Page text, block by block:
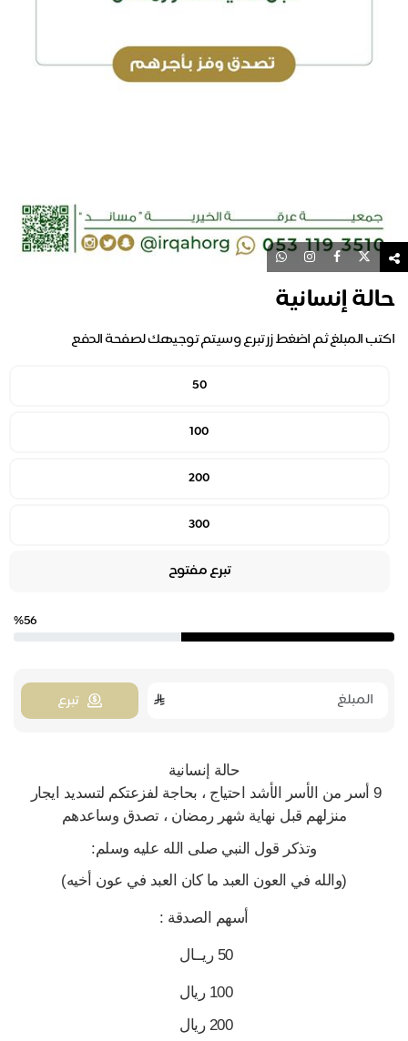
حالة إنسانية
اكتب المبلغ ثم اضغط زر تبرع وسيتم توجيهك لصفحة الدفع
50
100
200
300
تبرع مفتوح
%56
تبرع
حالة إنسانية
منزلهم قبل نهاية شهر رمضان ، تصدق وساعدهم
وتذكر قول النبي صلى الله عليه وسلم:
(والله في العون العبد ما كان العبد في عون أخيه)
أسهم الصدقة :
50 ريــال
100 ريال
200 ريال